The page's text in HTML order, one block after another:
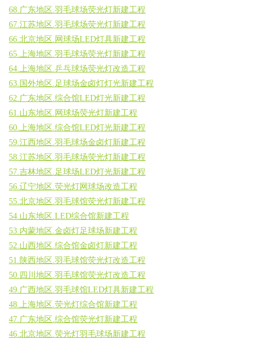
68.广东地区.羽毛球场荧光灯新建工程
67.江苏地区.羽毛球场荧光灯新建工程
66.北京地区.网球场LED灯具新建工程
65.上海地区.羽毛球场荧光灯新建工程
64.上海地区.乒乓球场荧光灯改造工程
63.国外地区.足球场金卤灯灯光新建工程
62.广东地区.综合馆LED灯光新建工程
61.山东地区.网球场荧光灯新建工程
60.上海地区.综合馆LED灯光新建工程
59.江西地区.羽毛球场金卤灯新建工程
58.江苏地区.羽毛球场荧光灯新建工程
57.吉林地区.足球场LED灯光新建工程
56.辽宁地区.荧光灯网球场改造工程
55.北京地区.羽毛球馆荧光灯新建工程
54.山东地区.LED综合馆新建工程
53.内蒙地区.金卤灯足球场新建工程
52.山西地区.综合馆金卤灯新建工程
51.陕西地区.羽毛球馆荧光灯改造工程
50.四川地区.羽毛球馆荧光灯改造工程
49.广西地区.羽毛球馆LED灯具新建工程
48.上海地区.荧光灯综合馆新建工程
47.广东地区.综合馆荧光灯新建工程
46.北京地区.荧光灯羽毛球场新建工程